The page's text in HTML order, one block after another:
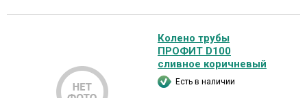
Колено трубы
ПРОФИТ D100
сливное коричневый
Есть в наличии